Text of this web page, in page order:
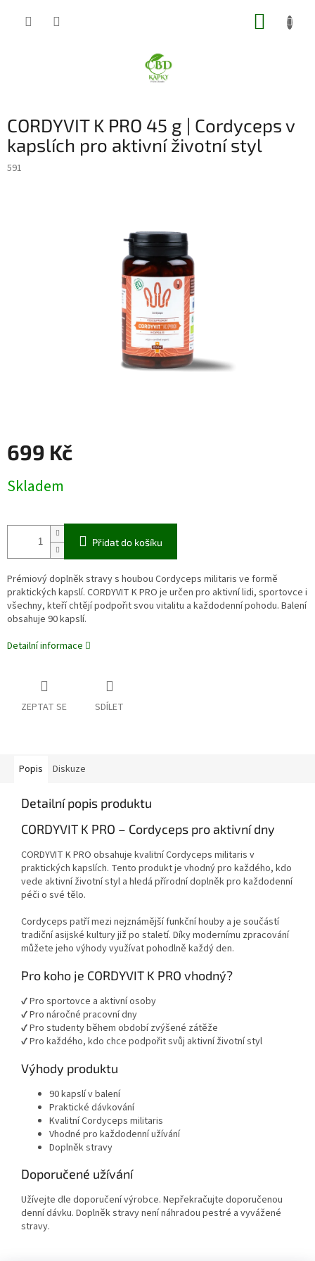
CORDYVIT K PRO 45 g | Cordyceps v
kapslích pro aktivní životní styl
591
699 Kč
cena:
Skladem
Přidat do košíku
Prémiový doplněk stravy s houbou Cordyceps militaris ve formě
praktických kapslí. CORDYVIT K PRO je určen pro aktivní lidi, sportovce i
všechny, kteří chtějí podpořit svou vitalitu a každodenní pohodu. Balení
obsahuje 90 kapslí.
Detailní informace
ZEPTAT SE SDÍLET
Popis Diskuze
Detailní popis produktu
CORDYVIT K PRO – Cordyceps pro aktivní dny
CORDYVIT K PRO obsahuje kvalitní Cordyceps militaris v
praktických kapslích. Tento produkt je vhodný pro každého, kdo
vede aktivní životní styl a hledá přírodní doplněk pro každodenní
péči o své tělo.
Cordyceps patří mezi nejznámější funkční houby a je součástí
tradiční asijské kultury již po staletí. Díky modernímu zpracování
můžete jeho výhody využívat pohodlně každý den.
Pro koho je CORDYVIT K PRO vhodný?
✔ Pro sportovce a aktivní osoby
✔ Pro náročné pracovní dny
✔ Pro studenty během období zvýšené zátěže
✔ Pro každého, kdo chce podpořit svůj aktivní životní styl
Výhody produktu
90 kapslí v balení
Praktické dávkování
Kvalitní Cordyceps militaris
Vhodné pro každodenní užívání
Doplněk stravy
Doporučené užívání
Užívejte dle doporučení výrobce. Nepřekračujte doporučenou
denní dávku. Doplněk stravy není náhradou pestré a vyvážené
stravy.